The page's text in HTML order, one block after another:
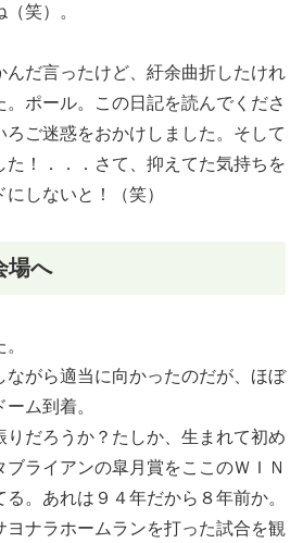
笑）。
んだ言ったけど、紆余曲折したけれ
。ポール。この日記を読んでくださ
ろご迷惑をおかけしました。そして
た！．．．さて、抑えてた気持ちを
しないと！（笑）
場へ
ながら適当に向かったのだが、ほぼ
ム到着。
りだろうか？たしか、生まれて初め
ライアンの皐月賞をここのＷＩＮ
。あれは９４年だから８年前か。
ヨナラホームランを打った試合を観